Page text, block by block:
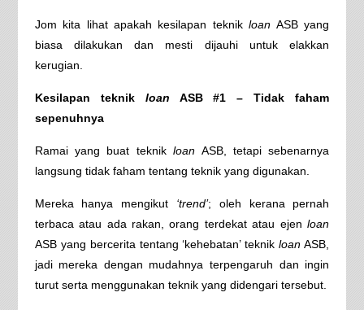
Jom kita lihat apakah kesilapan teknikloan ASB yang
biasa dilakukan dan mesti dijauhi untuk elakkan
kerugian.
Kesilapan teknik loan ASB #1 – Tidak faham
sepenuhnya
Ramai yang buat teknikloan ASB, tetapi sebenarnya
langsung tidak faham tentang teknik yang digunakan.
Mereka hanya mengikut ‘trend’; oleh kerana pernah
terbaca atau ada rakan, orang terdekat atau ejenloan
ASB yang bercerita tentang ‘kehebatan’ teknikloan ASB,
jadi mereka dengan mudahnya terpengaruh dan ingin
turut serta menggunakan teknik yang didengari tersebut.